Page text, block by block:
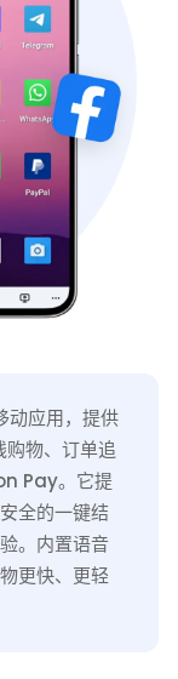
动应用，提供
物、订单追
Pay。它提
全的一键结
。内置语音
更快、更轻